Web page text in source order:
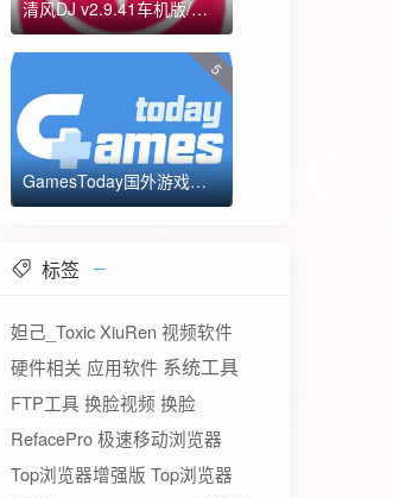
清风DJ v2.9.41车机版/手机版-全方位DJ舞曲
5
GamesToday国外游戏下载器 不需要T子
标签
妲己_ToxicXiuRen 视频软件
硬件相关 应用软件 系统工具
FTP工具 换脸视频 换脸
RefacePro极速移动浏览器
Top浏览器增强版 Top浏览器